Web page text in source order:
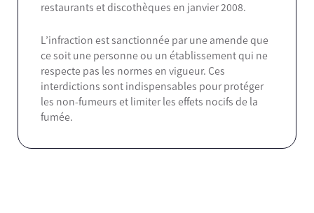
restaurants et discothèques en janvier 2008.
L’infraction est sanctionnée par une amende que
ce soit une personne ou un établissement qui ne
respecte pas les normes en vigueur. Ces
interdictions sont indispensables pour protéger
les non-fumeurs et limiter les effets nocifs de la
fumée.